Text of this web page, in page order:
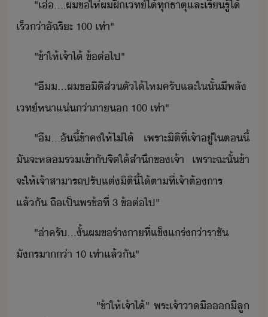
"​เ่​....​ผ​ขให​่​ผ​ฝึ​เท์​ไ้​ทุ​ธาตุ​และ​เรีรู้​ไ้​
เร็​่าั​ฉริะ​ ​100​ ​เท่า​"
"​ข้า​ให้​เจ้า​ไ้​ ​ข้ต่​ไป​"
"​ื​...​ผ​ขิ​ติส​่​​ตั​ไ้​ไห​ครั​และ​ใ​ั้​ีพลั​
เท์​หาแ่​่า​ภา​ ​100​ ​เท่า​"
"​ื​...​ัี้​ข้า​ค​ให้​ไ่ไ้​ ​เพราะ​ิติ​ที่​เจ้า​ู่​ใ​ตี้​
ั​จะ​หล​ร​เข้าั​จิตใต้สำึ​ข​เจ้า​ ​เพราะฉะั้​ข้า​
จะ​ให้​เจ้า​สาารถ​ปรั​แต่​ิติ​ี้​ไ้​ตาที่​เจ้า​ต้าร​
แล้ั​ ​ถืเป็​พร​ข้​ที่​ ​3​ ​ข้ต่​ไป​"
"​่า​ครั​...​ั้​ผ​ข​ร่าา​ที่​แข็แร่​่า​ราชั​
ัร​า่า​ ​10​ ​เท่า​แล้ั​"
​ ​ ​ ​ ​ ​ ​ ​ ​ ​ ​ ​ ​ ​ ​ ​ ​ ​ ​ ​ ​ ​"​ข้า​ให้​เจ้า​ไ้​"​ ​พระเจ้า​า​ื​​ีลู​